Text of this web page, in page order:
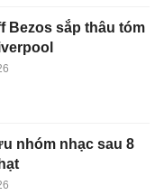
Bezos sắp thâu tóm
nhóm nhạc sau 8